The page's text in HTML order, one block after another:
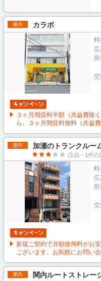
屋内 カラボ
広
交
３ヶ月間賃料半額（共益費除
ら、３ヶ月間賃料無料（共益費
屋内 加瀬のトランクルー
(3.0)・1件の
広
交
新規ご契約で月額使用料がお
ございます。お気軽にお問い合
屋内 関内ルートストレー